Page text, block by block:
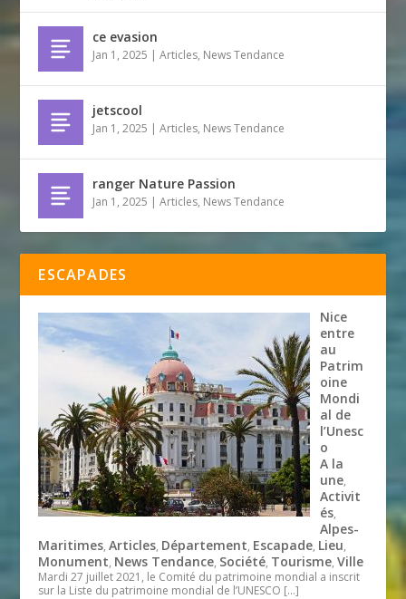
ce evasion
Jan 1, 2025 |Articles, News Tendance
jetscool
Jan 1, 2025 |Articles, News Tendance
ranger Nature Passion
Jan 1, 2025 |Articles, News Tendance
ESCAPADES
Nice
entre
au
Patrim
oine
Mondi
al de
l’Unesc
o
A la
une,
Activit
és,
Alpes-
Maritimes,Articles, Département, Escapade, Lieu,
Monument, News Tendance, Société, Tourisme,Ville
Mardi 27 juillet 2021, le Comité du patrimoine mondial a inscrit
sur la Liste du patrimoine mondial de l’UNESCO […]